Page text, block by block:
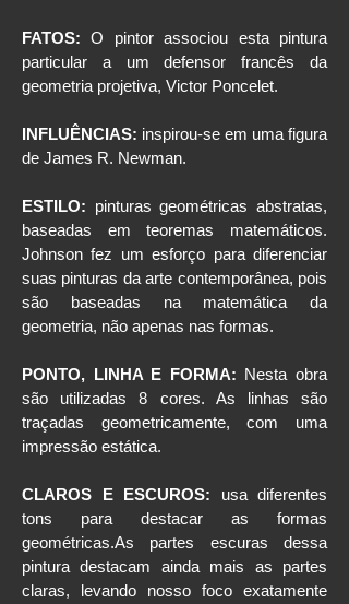
FATOS:O pintor associou esta pintura
particular a um defensor francês da
geometria projetiva, Victor Poncelet.
INFLUÊNCIAS: inspirou-se em uma figura
de James R. Newman.
ESTILO: pinturas geométricas abstratas,
baseadas em teoremas matemáticos.
Johnson fez um esforço para diferenciar
suas pinturas da arte contemporânea, pois
são baseadas na matemática da
geometria, não apenas nas formas.
PONTO, LINHA E FORMA: Nesta obra
são utilizadas 8 cores. As linhas são
traçadas geometricamente, com uma
impressão estática.
CLAROS E ESCUROS: usa diferentes
tons para destacar as formas
geométricas.As partes escuras dessa
pintura destacam ainda mais as partes
claras, levando nosso foco exatamente